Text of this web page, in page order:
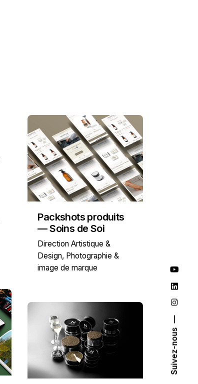
Suivez-nous
Packshots produits
— Soins de Soi
Direction Artistique &
Design Photographie &
image de marque